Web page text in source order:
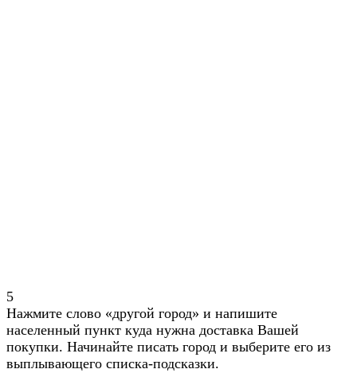
5
Нажмите слово «другой город» и напишите
населенный пункт куда нужна доставка Вашей
покупки. Начинайте писать город и выберите его из
выплывающего списка-подсказки.